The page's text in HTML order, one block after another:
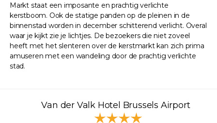
Markt staat een imposante en prachtig verlichte
kerstboom. Ook de statige panden op de pleinen in de
binnenstad worden in december schitterend verlicht. Overal
waar je kijkt zie je lichtjes. De bezoekers die niet zoveel
heeft met het slenteren over de kerstmarkt kan zich prima
amuseren met een wandeling door de prachtig verlichte
stad.
Van der Valk Hotel Brussels Airport